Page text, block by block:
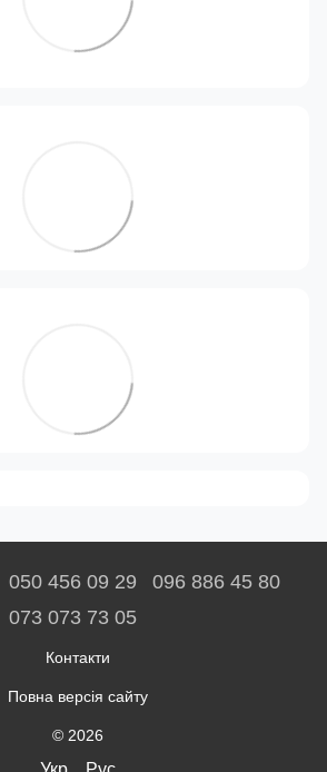
050 456 09 29
096 886 45 80
073 073 73 05
Контакти
Повна версія сайту
© 2026